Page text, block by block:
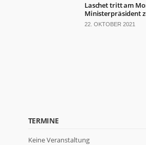
Laschet tritt am
Ministerpräsident
22. OKTOBER 2021
TERMINE
Keine Veranstaltung